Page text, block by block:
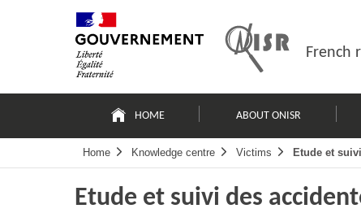
French
principale
HOME ABOUT ONISR
Home Knowledge centre Victims Etude et
Etude et suivi des